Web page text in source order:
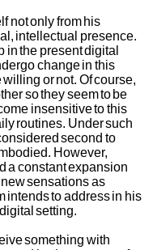
not only from his
intellectual presence.
in the present digital
change in this
or not. Of course,
so they seem to be
insensitive to this
routines. Under such
second to
However,
a constant expansion
sensations as
intends to address in his
setting.
something with